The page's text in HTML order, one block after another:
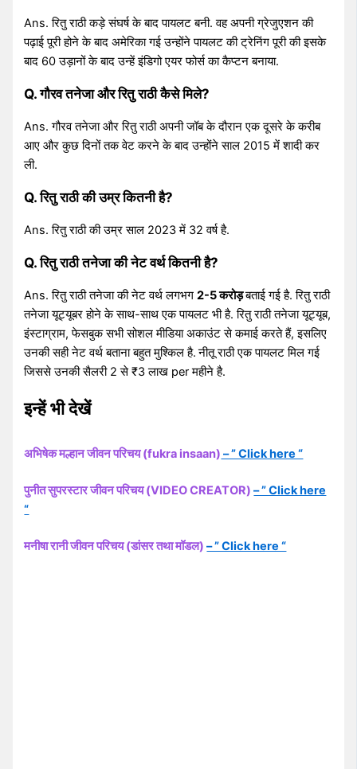
Ans. रितु राठी कड़े संघर्ष के बाद पायलट बनी. वह अपनी ग्रेजुएशन की
पढ़ाई पूरी होने के बाद अमेरिका गई उन्होंने पायलट की ट्रेनिंग पूरी की इसके
बाद 60 उड़ानों के बाद उन्हें इंडिगो एयर फोर्स का कैप्टन बनाया.
Q. गौरव तनेजा और रितु राठी कैसे मिले?
Ans. गौरव तनेजा और रितु राठी अपनी जॉब के दौरान एक दूसरे के करीब
आए और कुछ दिनों तक वेट करने के बाद उन्होंने साल 2015 में शादी कर
ली.
Q. रितु राठी की उम्र कितनी है?
Ans. रितु राठी की उम्र साल 2023 में 32 वर्ष है.
Q. रितु राठी तनेजा की नेट वर्थ कितनी है?
Ans. रितु राठी तनेजा की नेट वर्थ लगभग2-5 करोड़बताई गई है. रितु राठी
तनेजा यूट्यूबर होने के साथ-साथ एक पायलट भी है. रितु राठी तनेजा यूट्यूब,
इंस्टाग्राम, फेसबुक सभी सोशल मीडिया अकाउंट से कमाई करते हैं, इसलिए
उनकी सही नेट वर्थ बताना बहुत मुश्किल है. नीतू राठी एक पायलट मिल गई
जिससे उनकी सैलरी 2 से ₹3 लाख per महीने है.
इन्हें भी देखें
अभिषेक मल्हान जीवन परिचय (fukra insaan) – ” Click here “
पुनीत सुपरस्टार जीवन परिचय (VIDEO CREATOR)– ” Click here
“
मनीषा रानी जीवन परिचय (डांसर तथा मॉडल)– ” Click here “